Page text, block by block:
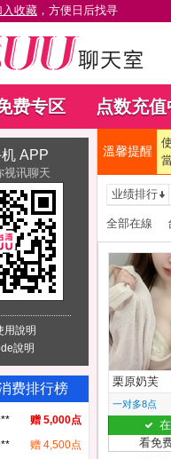
入收藏 ，方便日后找寻
费专区 点数充值
APP
视讯聊天
用說明
說明
费排行榜
赠 5,000点
赠 4,500点
溫馨提醒
业绩排行
全部在線
栗原奶芙
一对多8点
看免